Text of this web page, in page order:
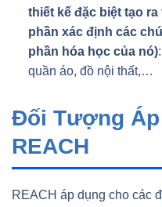
thiết kế đặc biệt tạo
phần xác định các
phần hóa học của nó)
quần áo, đồ nội thất,…
Đối Tượng Áp
REACH
REACH áp dụng cho các